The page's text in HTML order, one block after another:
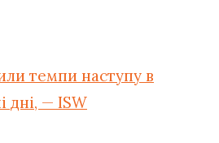
темпи наступу в
дні, — ISW